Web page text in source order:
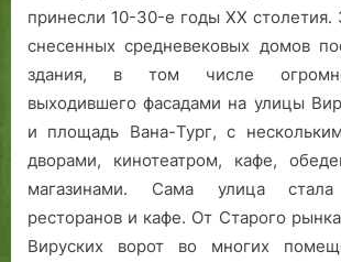
принесли 10-30-е годы ХХ столетия.
снесенных средневековых домов
здания, в том числе
выходившего фасадами на улицы
и площадь Вана-Тург, с
дворами, кинотеатром, кафе,
магазинами. Сама улица стала
ресторанов и кафе. От Старого
Вируских ворот во многих